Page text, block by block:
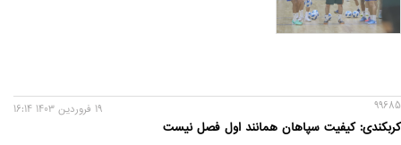
99685
کربکندی: کیفیت سپاهان همانند اول فصل نیست
19 فروردين 1403 16:14